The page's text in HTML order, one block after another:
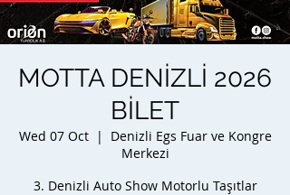
MOTTA DENİZLİ 2026
BİLET
Wed 07 Oct
  |
Denizli Egs Fuar ve Kongre
Merkezi
3. Denizli Auto Show Motorlu Taşıtlar